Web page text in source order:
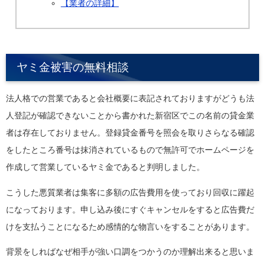
【業者の詳細】
ヤミ金被害の無料相談
法人格での営業であると会社概要に表記されておりますがどうも法
人登記が確認できないことから書かれた新宿区でこの名前の貸金業
者は存在しておりません。登録貸金番号を照会を取りさらなる確認
をしたところ番号は抹消されているもので無許可でホームページを
作成して営業しているヤミ金であると判明しました。
こうした悪質業者は集客に多額の広告費用を使っており回収に躍起
になっております。申し込み後にすぐキャンセルをすると広告費だ
けを支払うことになるため感情的な物言いをすることがあります。
背景をしればなぜ相手が強い口調をつかうのか理解出来ると思いま